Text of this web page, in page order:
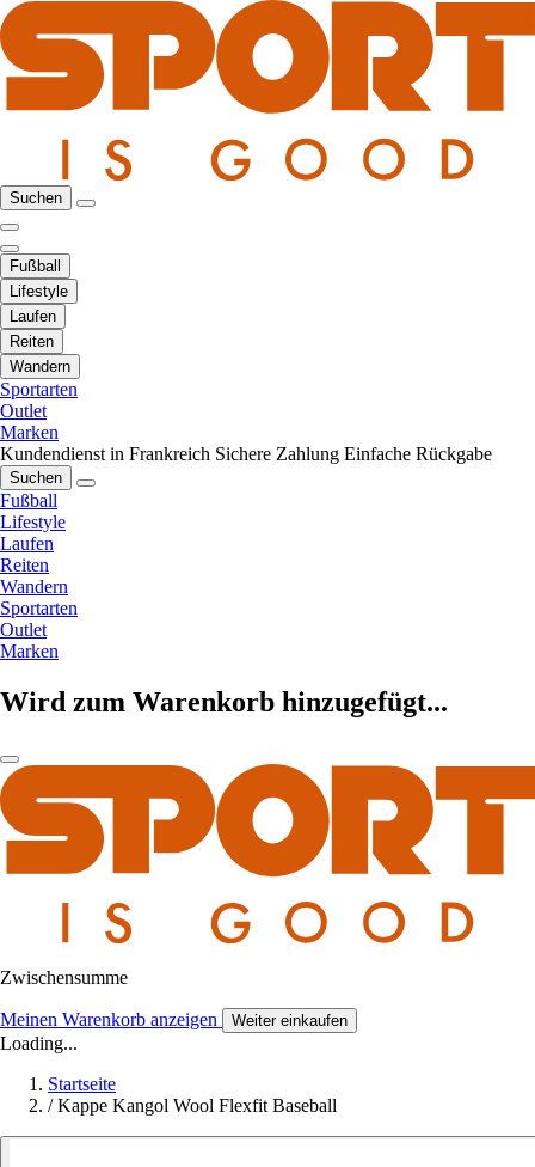
Suchen
Fußball
Lifestyle
Laufen
Reiten
Wandern
Sportarten
Outlet
Marken
Kundendienst in Frankreich Sichere Zahlung Einfache Rückgabe
Suchen
Fußball
Lifestyle
Laufen
Reiten
Wandern
Sportarten
Outlet
Marken
Wird zum Warenkorb hinzugefügt...
Zwischensumme
Meinen Warenkorb anzeigen Weiter einkaufen
Loading...
Startseite
/ Kappe Kangol Wool Flexfit Baseball